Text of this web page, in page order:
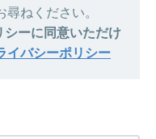
ねください。
ーに同意いただけ
イバシーポリシー